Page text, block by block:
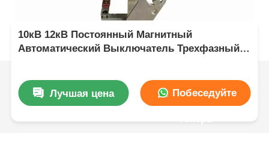
10кВ 12кВ Постоянный Магнитный
Автоматический Выключатель Трехфазный
Лучшая цена Побеседуйте